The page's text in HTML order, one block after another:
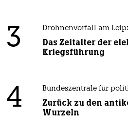
3 Drohnenvorfall am
Das Zeitalter der
Kriegsführung
4 Bundeszentrale für
Zurück zu den
Wurzeln